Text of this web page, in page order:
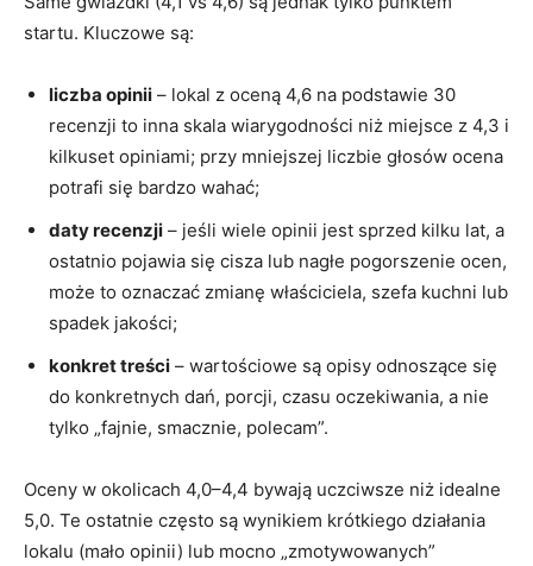
startu. Kluczowe są:
liczba opinii – lokal z oceną 4,6 na podstawie 30
recenzji to inna skala wiarygodności niż miejsce z 4,3 i
kilkuset opiniami; przy mniejszej liczbie głosów ocena
potrafi się bardzo wahać;
daty recenzji – jeśli wiele opinii jest sprzed kilku lat, a
ostatnio pojawia się cisza lub nagłe pogorszenie ocen,
może to oznaczać zmianę właściciela, szefa kuchni lub
spadek jakości;
konkret treści – wartościowe są opisy odnoszące się
do konkretnych dań, porcji, czasu oczekiwania, a nie
tylko „fajnie, smacznie, polecam”.
Oceny w okolicach 4,0–4,4 bywają uczciwsze niż idealne
5,0. Te ostatnie często są wynikiem krótkiego działania
lokalu (mało opinii) lub mocno „zmotywowanych”